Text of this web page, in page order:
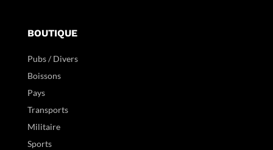
BOUTIQUE
Pubs / Divers
Boissons
Pays
Transports
Militaire
Sports